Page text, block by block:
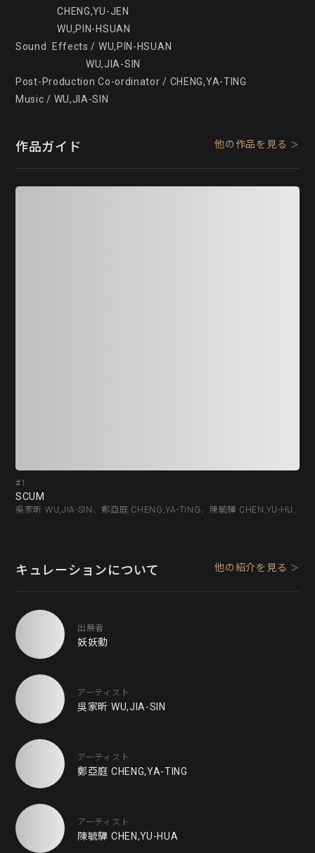
                CHENG,YU-JEN
                WU,PIN-HSUAN
Sound  Effects / WU,PIN-HSUAN
Post-Production Co-ordinator / CHENG,YA-TING
作品ガイド 他の作品を見る
#1
SCUM
吳家昕 WU,JIA-SIN、鄭亞庭 CHENG,YA-TING、陳毓驊 CHEN,YU-HUA、鄭宇荏 CHENG,YU-JEN、吳品萱 WU,PIN-HSUAN
キュレーションについて 他の紹介を見る
出展者
妖妖動
アーティスト
吳家昕 WU,JIA-SIN
アーティスト
鄭亞庭 CHENG,YA-TING
アーティスト
陳毓驊 CHEN,YU-HUA